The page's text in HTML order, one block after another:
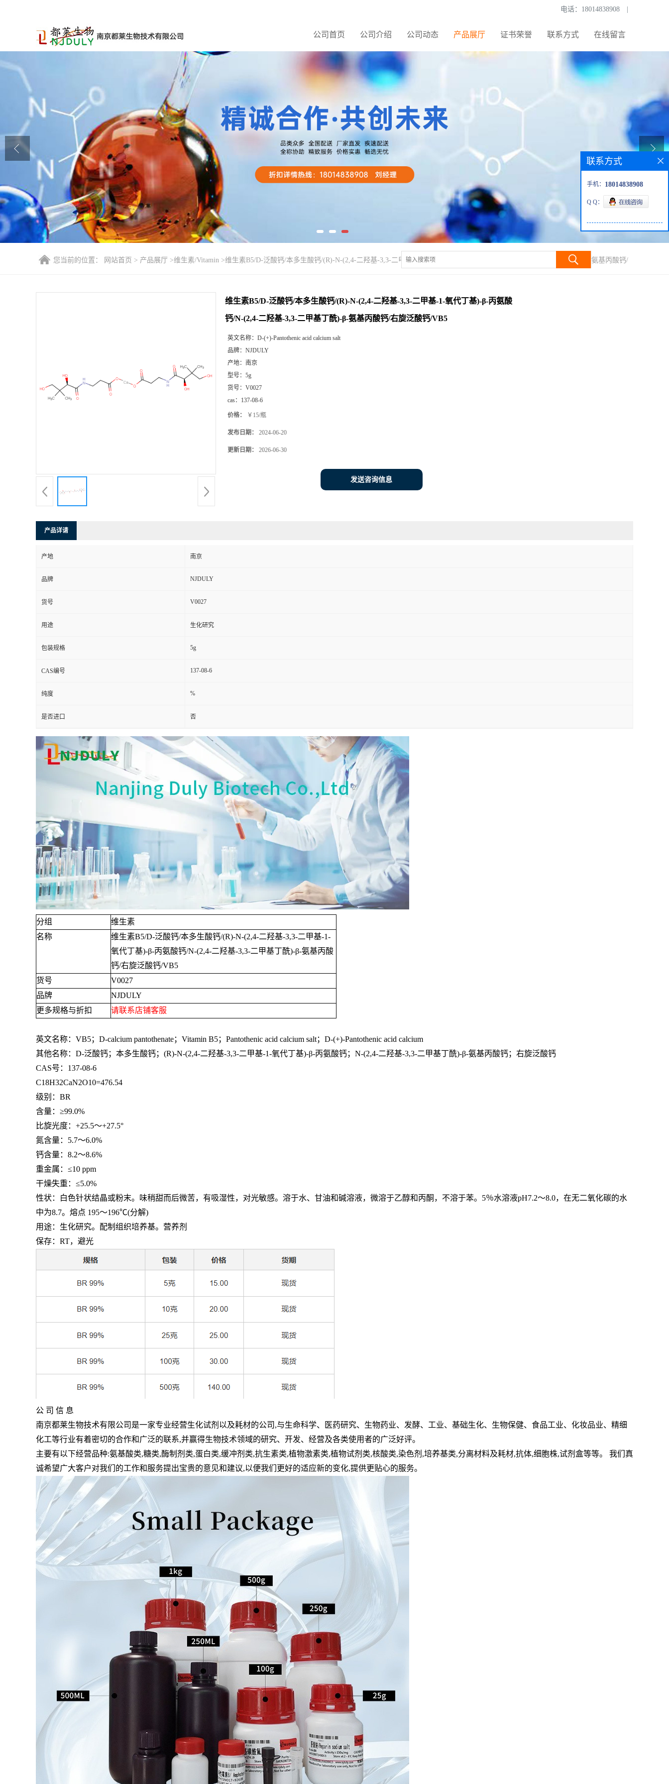
电话： 18014838908
公司首页 公司介绍 公司动态 产品展厅 证书荣誉 联系方式 在线留言
公司首页
公司动态
产品展厅
证书荣誉
联系方式
在线留言
您当前的位置： 网站首页 > 产品展厅 >维生素/Vitamin >维生素B5/D-泛酸钙/本多生酸钙/(R)-N-(2,4-二羟基-3,3-二甲基-1-氧代丁基)-β-丙氨酸钙/N-(2,4-二羟基-3,3-二甲基丁酰)-β-氨基丙酸钙/
维生素B5/D-泛酸钙/本多生酸钙/(R)-N-(2,4-二羟基-3,3-二甲基-1-氧代丁基)-β-丙氨酸
钙/N-(2,4-二羟基-3,3-二甲基丁酰)-β-氨基丙酸钙/右旋泛酸钙/VB5
英文名称： D-(+)-Pantothenic acid calcium salt
品牌： NJDULY
产地： 南京
型号： 5g
货号： V0027
cas： 137-08-6
价格： ￥15/瓶
发布日期： 2024-06-20
更新日期： 2026-06-30
发送咨询信息
产品详请
产地 南京
品牌 NJDULY
货号 V0027
用途 生化研究
包装规格 5g
CAS编号 137-08-6
纯度 %
是否进口 否
分组
维生素
名称
维生素B5/D-泛酸钙/本多生酸钙/(R)-N-(2,4-二羟基-3,3-二甲基-1-
氧代丁基)-β-丙氨酸钙/N-(2,4-二羟基-3,3-二甲基丁酰)-β-氨基丙酸
钙/右旋泛酸钙/VB5
货号
V0027
品牌
NJDULY
更多规格与折扣
请联系店铺客服
英文名称： VB5； D-calcium pantothenate； Vitamin B5； Pantothenic acid calcium salt； D-(+)-Pantothenic acid calcium
其他名称： D-泛酸钙；本多生酸钙； (R)-N-(2,4-二羟基-3,3-二甲基-1-氧代丁基)-β-丙氨酸钙； N-(2,4-二羟基-3,3-二甲基丁酰)-β-氨基丙酸钙；右旋泛酸钙
CAS号： 137-08-6
C18H32CaN2O10=476.54
级别： BR
含量：≥99.0%
比旋光度： +25.5～+27.5°
氮含量： 5.7～6.0%
钙含量： 8.2～8.6%
重金属：≤10 ppm
干燥失重：≤5.0%
性状：白色针状结晶或粉末。味稍甜而后微苦，有吸湿性，对光敏感。溶于水、甘油和碱溶液，微溶于乙醇和丙酮，不溶于苯。 5％水溶液pH7.2～8.0，在无二氧化碳的水
中为8.7。熔点 195～196℃(分解)
用途：生化研究。配制组织培养基。营养剂
保存： RT，避光
公 司 信 息
南京都莱生物技术有限公司是一家专业经营生化试剂以及耗材的公司 ,与生命科学、医药研究、生物药业、发酵、工业、基础生化、生物保健、食品工业、化妆品业、精细
化工等行业有着密切的合作和广泛的联系,并赢得生物技术领域的研究、开发、经营及各类使用者的广泛好评。
主要有以下经营品种:氨基酸类,糖类,酶制剂类,蛋白类,缓冲剂类,抗生素类,植物激素类,植物试剂类,核酸类,染色剂 ,培养基类,分离材料及耗材,抗体,细胞株,试剂盒等等。 我们真
诚希望广大客户对我们的工作和服务提出宝贵的意见和建议,以便我们更好的适应新的变化,提供更贴心的服务。
联系方式
手机： 18014838908
Q Q：